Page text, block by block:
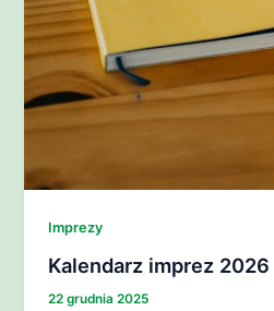
Imprezy
Kalendarz imprez 2026
22 grudnia 2025